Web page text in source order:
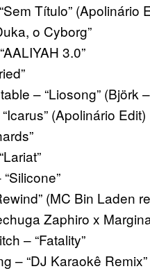
Título” (Apolinário
o Cyborg”
3.0”
– “Liosong” (Björk
(Apolinário Edit)
(MC Bin Laden
Zaphiro x
– “Fatality”
– “DJ Karaokê Remix”